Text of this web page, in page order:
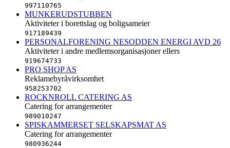
997110765
MUNKERUDSTUBBEN
Aktiviteter i borettslag og boligsameier
917189439
PERSONALFORENING NESODDEN ENERGI AVD 26
Aktiviteter i andre medlemsorganisasjoner ellers
919674733
PRO SHOP AS
Reklamebyråvirksomhet
958253702
ROCKNROLL CATERING AS
Catering for arrangementer
989010247
SPISKAMMERSET SELSKAPSMAT AS
Catering for arrangementer
980936244